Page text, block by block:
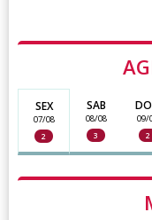
SEX
07/08
2
SAB
08/08
3
09/
2